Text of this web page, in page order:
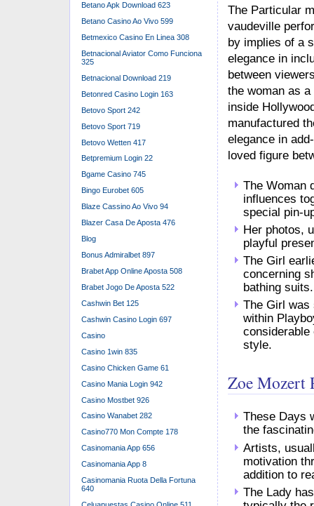
The Particular
vaudeville
by implies of a
elegance in
between
the woman as
inside
manufactured
elegance in
loved figure
The Woman
influences
special pin-
Her photos,
playful
The Girl
concerning
bathing suits.
The Girl was
within
style.
Zoe Mozert
These Days
the
Artists,
motivation
addition to
The Lady
Betano Apk Download 623
Betano Casino Ao Vivo 599
Betmexico Casino En Linea 308
Betnacional Aviator Como Funciona
325
Betnacional Download 219
Betonred Casino Login 163
Betovo Sport 242
Betovo Sport 719
Betovo Wetten 417
Betpremium Login 22
Bgame Casino 745
Bingo Eurobet 605
Blaze Cassino Ao Vivo 94
Blazer Casa De Aposta 476
Blog
Bonus Admiralbet 897
Brabet App Online Aposta 508
Brabet Jogo De Aposta 522
Cashwin Bet 125
Cashwin Casino Login 697
Casino
Casino 1win 835
Casino Chicken Game 61
Casino Mania Login 942
Casino Mostbet 926
Casino Wanabet 282
Casino770 Mon Compte 178
Casinomania App 656
Casinomania App 8
Casinomania Ruota Della Fortuna
640